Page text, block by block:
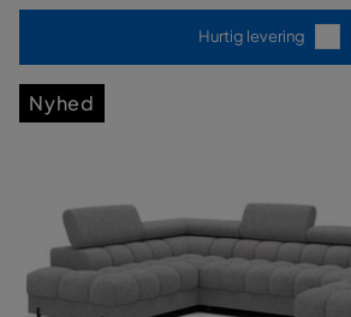
Hurtig levering
Nyhed